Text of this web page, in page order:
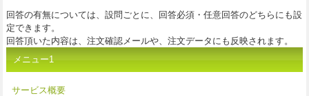
回答の有無については、設問ごとに、回答必須・任意回答のどちらにも設
定できます。
回答頂いた内容は、注文確認メールや、注文データにも反映されます。
メニュー1
サービス概要